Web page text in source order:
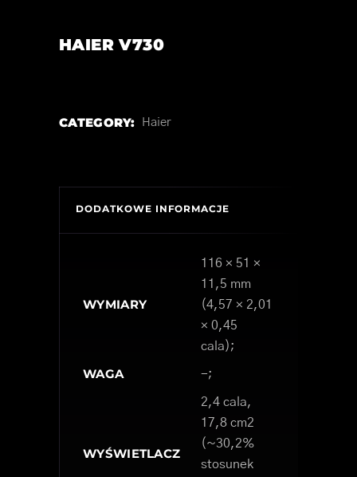
HAIER V730
CATEGORY: Haier
DODATKOWE INFORMACJE
WYMIARY
116 × 51 ×
11,5 mm
(4,57 × 2,01
× 0,45
cala);
WAGA -;
WYŚWIETLACZ
2,4 cala,
17,8 cm2
(~30,2%
stosunek